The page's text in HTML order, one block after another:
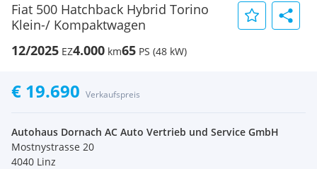
Fiat 500 Hatchback Hybrid Torino
Klein-/ Kompaktwagen
12/2025 EZ4.000 km65 PS (48 kW)
€ 19.690 Verkaufspreis
Autohaus Dornach AC Auto Vertrieb und Service GmbH
Mostnystrasse 20
4040 Linz